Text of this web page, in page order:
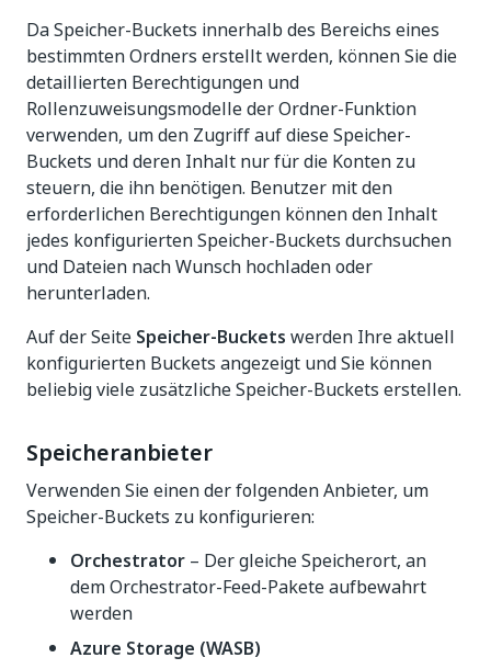
Da Speicher-Buckets innerhalb des Bereichs eines
bestimmten Ordners erstellt werden, können Sie die
detaillierten Berechtigungen und
Rollenzuweisungsmodelle der Ordner-Funktion
verwenden, um den Zugriff auf diese Speicher-
Buckets und deren Inhalt nur für die Konten zu
steuern, die ihn benötigen. Benutzer mit den
erforderlichen Berechtigungen können den Inhalt
jedes konfigurierten Speicher-Buckets durchsuchen
und Dateien nach Wunsch hochladen oder
herunterladen.
Auf der Seite Speicher-Buckets werden Ihre aktuell
konfigurierten Buckets angezeigt und Sie können
beliebig viele zusätzliche Speicher-Buckets erstellen.
Speicheranbieter
Verwenden Sie einen der folgenden Anbieter, um
Speicher-Buckets zu konfigurieren:
Orchestrator – Der gleiche Speicherort, an
dem Orchestrator-Feed-Pakete aufbewahrt
werden
Azure Storage (WASB)